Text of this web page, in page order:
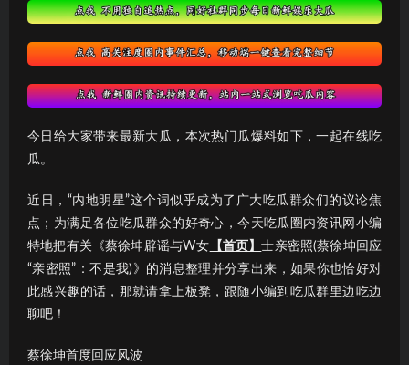
今日给大家带来最新大瓜，本次热门瓜爆料如下，一起在线吃
瓜。
近日，“内地明星”这个词似乎成为了广大吃瓜群众们的议论焦
点；为满足各位吃瓜群众的好奇心，今天吃瓜圈内资讯网小编
特地把有关《蔡徐坤辟谣与W女 【首页】士亲密照(蔡徐坤回应
“亲密照”：不是我)》的消息整理并分享出来，如果你也恰好对
此感兴趣的话，那就请拿上板凳，跟随小编到吃瓜群里边吃边
聊吧！
蔡徐坤首度回应风波